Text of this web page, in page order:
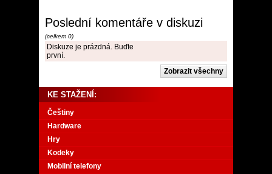
Poslední komentáře v diskuzi
(celkem 0)
Diskuze je prázdná. Buďte
první.
KE STAŽENÍ:
Češtiny
Hardware
Hry
Kodeky
Mobilní telefony